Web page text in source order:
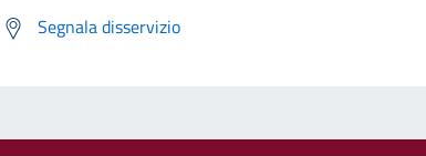
Segnala disservizio